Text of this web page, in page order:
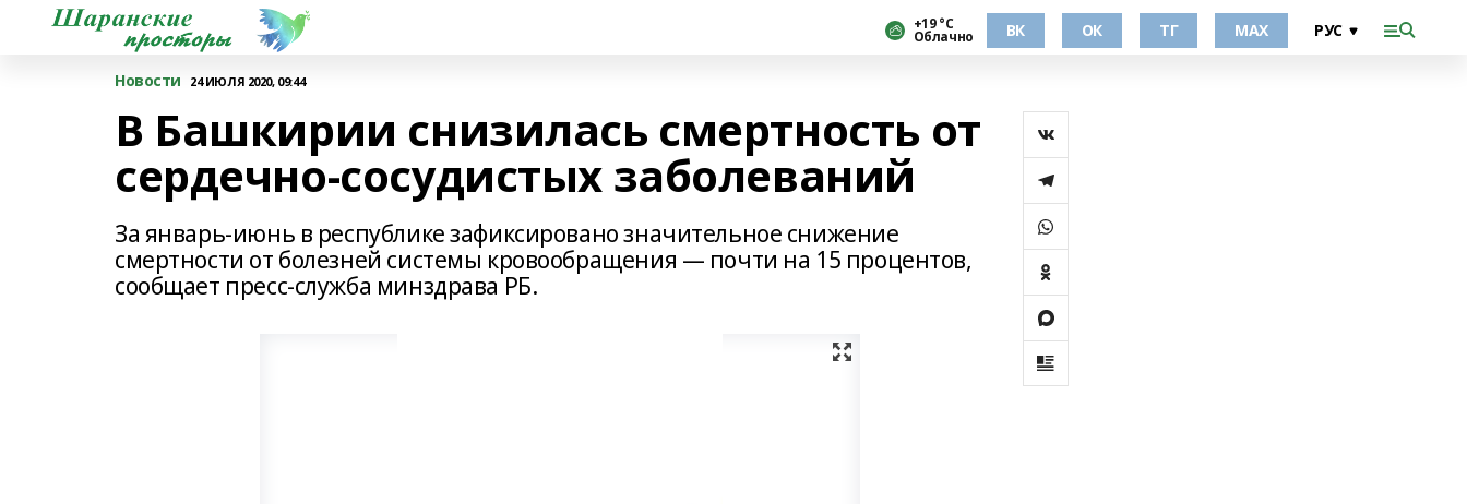
+19 °С
Облачно ВК ОК ТГ МАХ
Новости 24 ИЮЛЯ 2020, 09:44
В Башкирии снизилась смертность от
сердечно-сосудистых заболеваний
За январь-июнь в республике зафиксировано значительное снижение
смертности от болезней системы кровообращения — почти на 15 процентов,
сообщает пресс-служба минздрава РБ.